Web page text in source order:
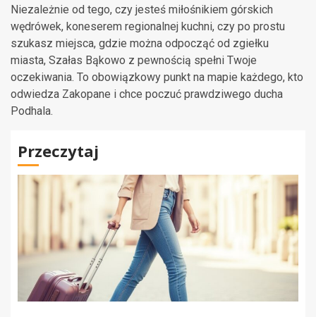
Niezależnie od tego, czy jesteś miłośnikiem górskich
wędrówek, koneserem regionalnej kuchni, czy po prostu
szukasz miejsca, gdzie można odpocząć od zgiełku
miasta, Szałas Bąkowo z pewnością spełni Twoje
oczekiwania. To obowiązkowy punkt na mapie każdego, kto
odwiedza Zakopane i chce poczuć prawdziwego ducha
Podhala.
Przeczytaj